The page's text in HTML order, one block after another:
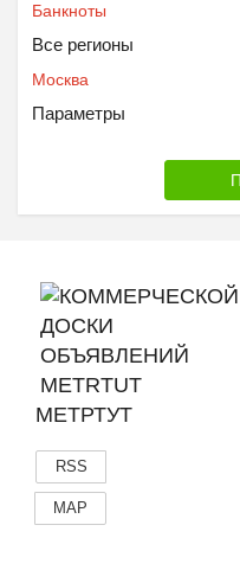
Банкноты
Все регионы
Москва
Параметры
МЕТРТУТ
RSS
MAP